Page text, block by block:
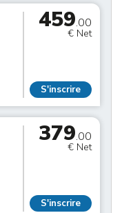
459.00
€ Net
S'inscrire
379.00
€ Net
S'inscrire